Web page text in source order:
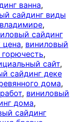
ванна,
сайдинг виды
,
сайдинг
цена, виниловый
,
сайт,
сайдинг деке
дома,
, виниловый
дома,
сайдинг